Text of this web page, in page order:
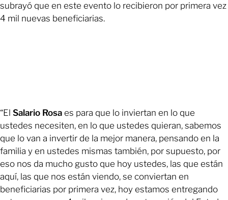
subrayó que en este evento lo recibieron por primera vez
4 mil nuevas beneficiarias.
“El Salario Rosa es para que lo inviertan en lo que
ustedes necesiten, en lo que ustedes quieran, sabemos
que lo van a invertir de la mejor manera, pensando en la
familia y en ustedes mismas también, por supuesto, por
eso nos da mucho gusto que hoy ustedes, las que están
aquí, las que nos están viendo, se conviertan en
beneficiarias por primera vez, hoy estamos entregando